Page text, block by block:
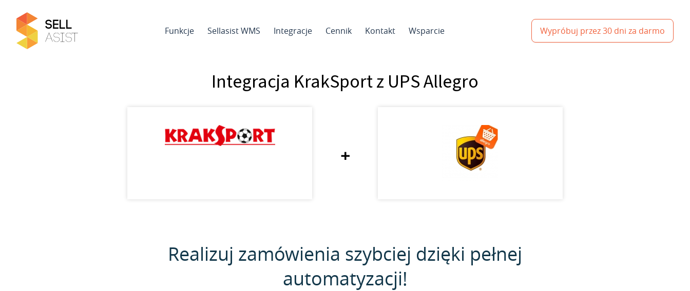
Funkcje Sellasist WMS Integracje Cennik Kontakt Wsparcie Wypróbuj przez 30 dni za darmo
Integracja KrakSport z UPS Allegro
+
Realizuj zamówienia szybciej dzięki pełnej
automatyzacji!